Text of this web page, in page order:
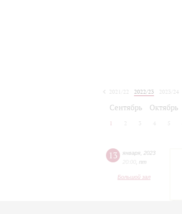
2021/22 2022/23 2023/24
Сентябрь Октябрь
1 2 3 4 5
13 января 2023
20:00 пт
Большой зал